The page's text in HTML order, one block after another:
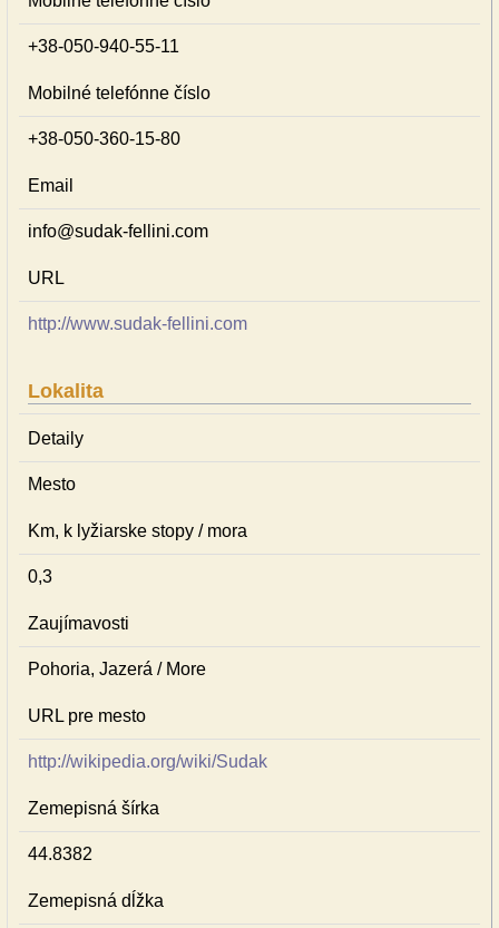
+38-050-940-55-11
Mobilné telefónne číslo
+38-050-360-15-80
Email
info@sudak-fellini.com
URL
http://www.sudak-fellini.com
Lokalita
Detaily
Mesto
Km, k lyžiarske stopy / mora
0,3
Zaujímavosti
Pohoria, Jazerá / More
URL pre mesto
http://wikipedia.org/wiki/Sudak
Zemepisná šírka
44.8382
Zemepisná dĺžka